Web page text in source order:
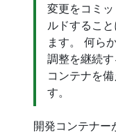
変更をコミ
ルドするこ
ます。 何ら
調整を継続
コンテナを
す。
開発コンテナ